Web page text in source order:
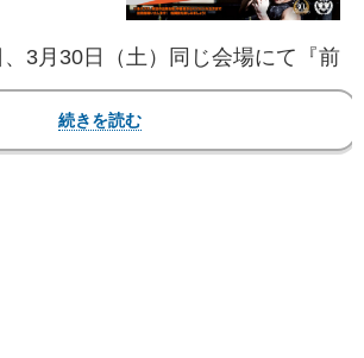
3月30日（土）同じ会場にて『前
ミナーが行われる。これは柔
クト空手・キックボクシングの各